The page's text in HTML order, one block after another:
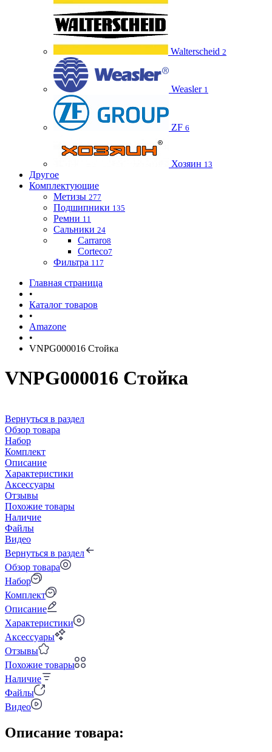
Walterscheid 2
Weasler 1
ZF 6
Хозяин 13
Другое
Комплектующие
Метизы 277
Подшипники 135
Ремни 11
Сальники 24
Carraro8
Corteco7
Фильтра 117
Главная страница
•
Каталог товаров
•
Amazone
•
VNPG000016 Стойка
VNPG000016 Стойка
Вернуться в раздел
Обзор товара
Набор
Комплект
Описание
Характеристики
Аксессуары
Отзывы
Похожие товары
Наличие
Файлы
Видео
Вернуться в раздел
Обзор товара
Набор
Комплект
Описание
Характеристики
Аксессуары
Отзывы
Похожие товары
Наличие
Файлы
Видео
Описание товара: